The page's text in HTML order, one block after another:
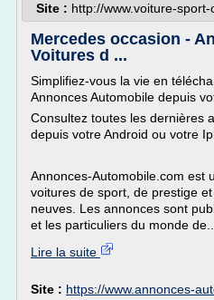
Site : http://www.voiture-
Mercedes occasion -
Voitures d ...
Simplifiez-vous la vie en
Annonces Automobile depuis
Consultez toutes les dernières
depuis votre Android ou votre
Annonces-Automobile.com est
voitures de sport, de prestige
neuves. Les annonces sont
et les particuliers du monde de...
Lire la suite
Site : https://www.annonces-